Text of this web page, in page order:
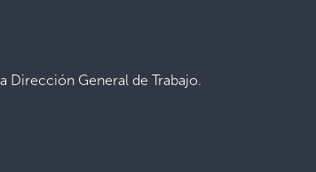
Dirección General de Trabajo.